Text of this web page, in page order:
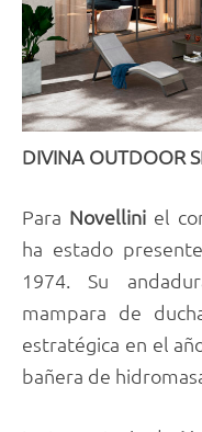
DIVINA OUTDOOR
Para Novellini el
ha estado
1974. Su
mampara de
estratégica en el
bañera de